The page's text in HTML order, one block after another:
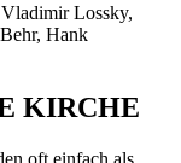
Lossky,
Hank
KIRCHE
oft einfach als